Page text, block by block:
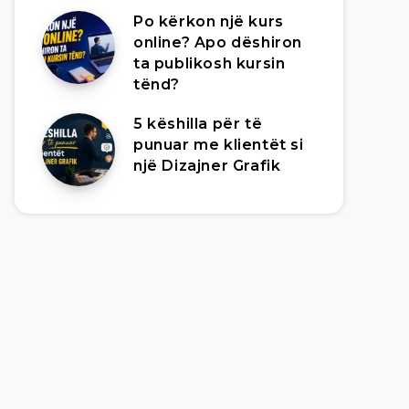
Po kërkon një kurs
online? Apo dëshiron
ta publikosh kursin
tënd?
5 këshilla për të
punuar me klientët si
një Dizajner Grafik